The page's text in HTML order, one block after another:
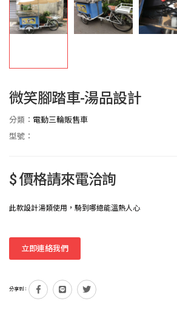
微笑腳踏車-湯品設計
分類： 電動三輪販售車
型號：
$ 價格請來電洽詢
此款設計湯類使用，騎到哪總能溫熱人心
立即連絡我們
分享到：